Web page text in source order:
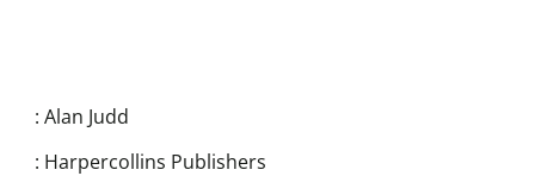
: Alan Judd
: Harpercollins Publishers